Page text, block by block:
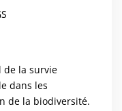
de la survie
dans les
de la biodiversité.